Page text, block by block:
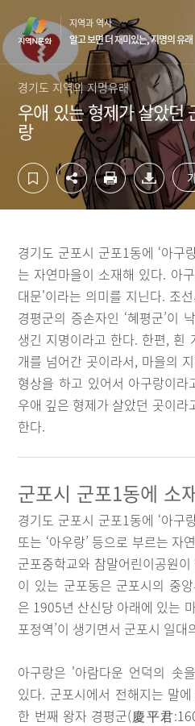
텐
츠
영
단
영
역
지역과 역사
알고 보면 더 재미있는, 지명의 유래
경기도 지역의 지명유래
우애 있는 형제가 살았던
랑
경기도 군포시 군포1동에 ‘아구
는 자연마을이 소재해 있다. 아
대문'이라는 의미를 지닌다. 조
경평군의 증손자인 ‘혜평군’이
생긴 지명이라고 한다. 한편, 흰
개를 넘어간 곳이라서, 마을의
형상을 하고 있어서 아구랑이
우애 깊은 형제가 살았던 곳이
한다.
군포시 군포1동에 소
경기도 군포시 군포1동에 ‘아
또는 ‘아우랑’ 등으로 부르는 자
군포중학교와 참말어린이공원
이 있는 군포동은 군포시의 중
은 1905년 산신당 아래에 있는
포정역’이 생기면서 군포시 일
아구랑은 '아람다운 언덕의 솟
있다. 군포시에서 전해지는 말
한 번째 왕자 경평군(慶平君